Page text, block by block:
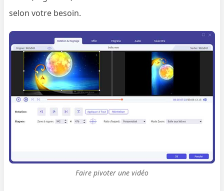
selon votre besoin.
Faire pivoter une vidéo